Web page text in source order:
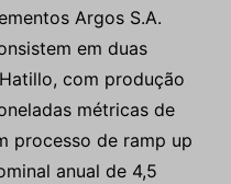
Argos S.A.
em duas
com produção
métricas de
processo de ramp up
anual de 4,5